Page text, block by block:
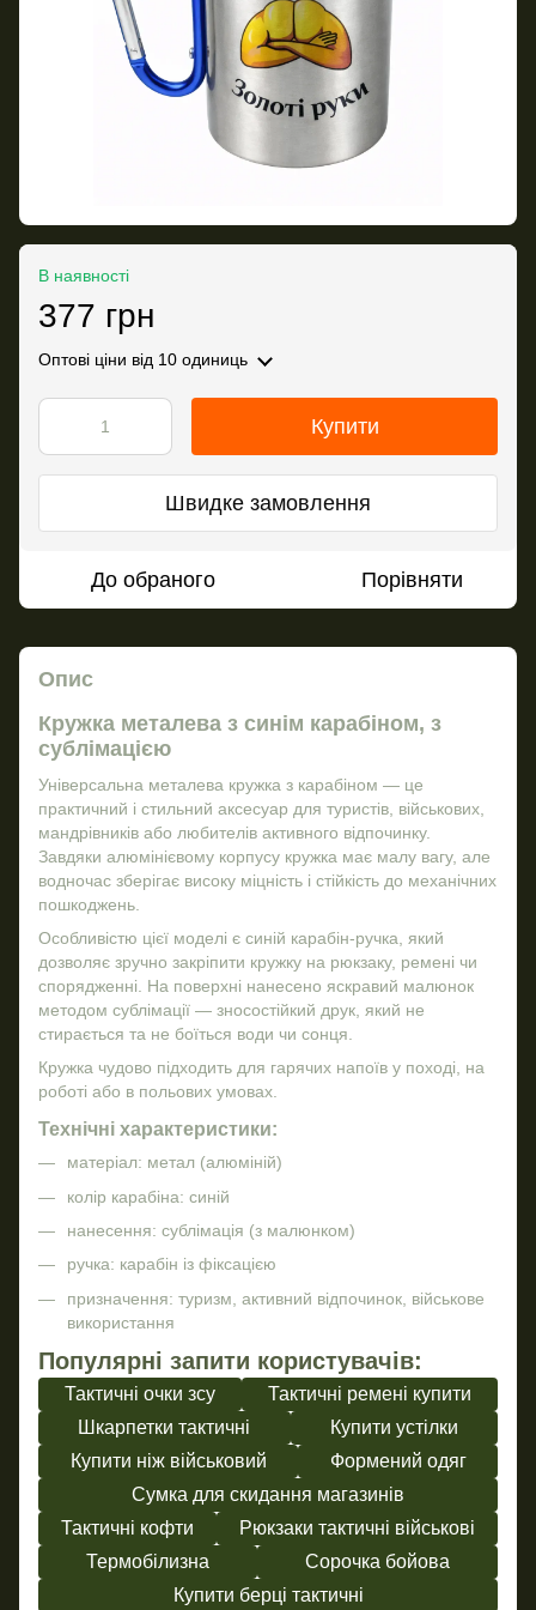
В наявності
377 грн
Оптові ціни від 10 одиниць
Купити
Швидке замовлення
До обраного Порівняти
Опис
Кружка металева з синім карабіном, з
сублімацією
Універсальна металева кружка з карабіном — це
практичний і стильний аксесуар для туристів, військових,
мандрівників або любителів активного відпочинку.
Завдяки алюмінієвому корпусу кружка має малу вагу, але
водночас зберігає високу міцність і стійкість до механічних
пошкоджень.
Особливістю цієї моделі є синій карабін-ручка, який
дозволяє зручно закріпити кружку на рюкзаку, ремені чи
спорядженні. На поверхні нанесено яскравий малюнок
методом сублімації — зносостійкий друк, який не
стирається та не боїться води чи сонця.
Кружка чудово підходить для гарячих напоїв у поході, на
роботі або в польових умовах.
Технічні характеристики:
матеріал: метал (алюміній)
колір карабіна: синій
нанесення: сублімація (з малюнком)
ручка: карабін із фіксацією
призначення: туризм, активний відпочинок, військове
використання
Популярні запити користувачів:
Тактичні очки зсу
Тактичні ремені купити
Шкарпетки тактичні
Купити устілки
Купити ніж військовий
Формений одяг
Сумка для скидання магазинів
Тактичні кофти
Рюкзаки тактичні військові
Термобілизна
Сорочка бойова
Купити берці тактичні